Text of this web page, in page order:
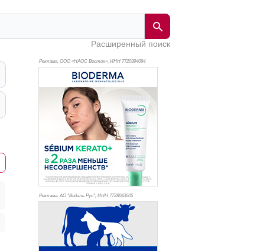
Расширенный поиск
Реклама. ООО «НАОС Восток», ИНН 7720394094
Реклама. АО "Видаль Рус", ИНН 7728043605